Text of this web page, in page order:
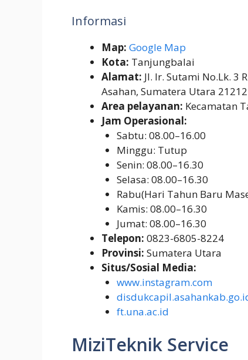
Informasi
Map: Google Map
Kota: Tanjungbalai
Alamat: Jl. Ir. Sutami No.Lk. 3
Asahan, Sumatera Utara 21212
Area pelayanan: Kecamatan
Jam Operasional:
Sabtu: 08.00–16.00
Minggu: Tutup
Senin: 08.00–16.30
Selasa: 08.00–16.30
Rabu(Hari Tahun Baru
Kamis: 08.00–16.30
Jumat: 08.00–16.30
Telepon: 0823-6805-8224
Provinsi: Sumatera Utara
Situs/Sosial Media:
www.instagram.com
ft.una.ac.id
MiziTeknik Service